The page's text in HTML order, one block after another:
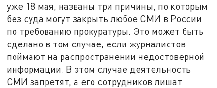
уже 18 мая, названы три причины, по которым
без суда могут закрыть любое СМИ в России
по требованию прокуратуры. Это может быть
сделано в том случае, если журналистов
поймают на распространении недостоверной
информации. В этом случае деятельность
СМИ запретят, а его сотрудников лишат